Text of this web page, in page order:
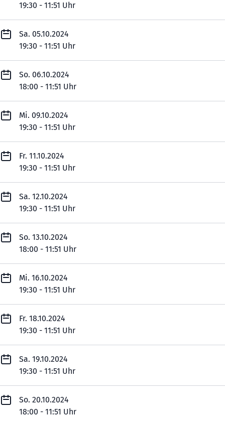
19:30 - 11:51 Uhr
Sa. 05.10.2024
19:30 - 11:51 Uhr
So. 06.10.2024
18:00 - 11:51 Uhr
Mi. 09.10.2024
19:30 - 11:51 Uhr
Fr. 11.10.2024
19:30 - 11:51 Uhr
Sa. 12.10.2024
19:30 - 11:51 Uhr
So. 13.10.2024
18:00 - 11:51 Uhr
Mi. 16.10.2024
19:30 - 11:51 Uhr
Fr. 18.10.2024
19:30 - 11:51 Uhr
Sa. 19.10.2024
19:30 - 11:51 Uhr
So. 20.10.2024
18:00 - 11:51 Uhr